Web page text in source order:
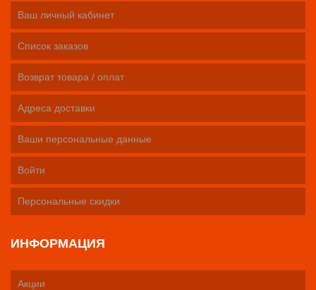
Ваш личный кабинет
Список заказов
Возврат товара / оплат
Адреса доставки
Ваши персональные данные
Войти
Персональные скидки
ИНФОРМАЦИЯ
Акции